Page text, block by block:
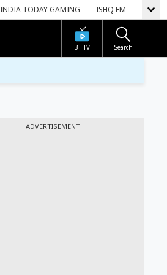
INDIA TODAY GAMING ISHQ FM
BT TV Search
ADVERTISEMENT